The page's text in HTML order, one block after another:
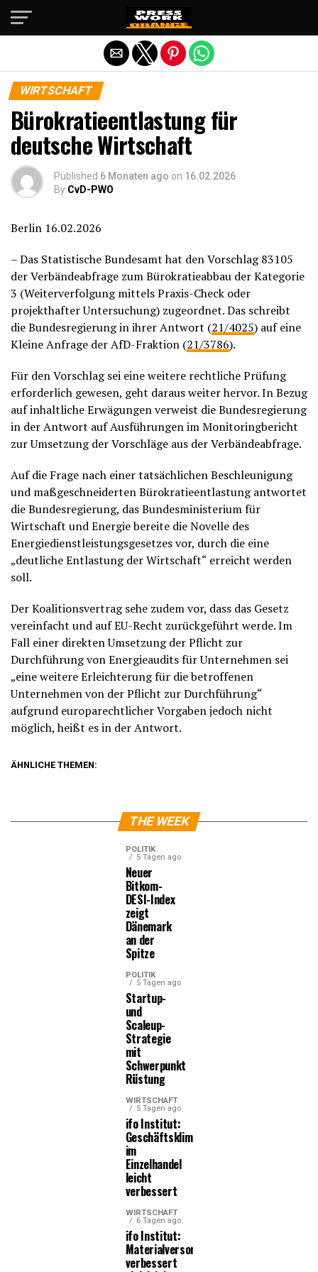
WIRTSCHAFT
Bürokratieentlastung für
deutsche Wirtschaft
Published 6 Monaten ago on 16.02.2026
By CvD-PWO
Berlin 16.02.2026
– Das Statistische Bundesamt hat den Vorschlag 83105
der Verbändeabfrage zum Bürokratieabbau der Kategorie
3 (Weiterverfolgung mittels Praxis-Check oder
projekthafter Untersuchung) zugeordnet. Das schreibt
die Bundesregierung in ihrer Antwort (21/4025) auf eine
Kleine Anfrage der AfD-Fraktion (21/3786).
Für den Vorschlag sei eine weitere rechtliche Prüfung
erforderlich gewesen, geht daraus weiter hervor. In Bezug
auf inhaltliche Erwägungen verweist die Bundesregierung
in der Antwort auf Ausführungen im Monitoringbericht
zur Umsetzung der Vorschläge aus der Verbändeabfrage.
Auf die Frage nach einer tatsächlichen Beschleunigung
und maßgeschneiderten Bürokratieentlastung antwortet
die Bundesregierung, das Bundesministerium für
Wirtschaft und Energie bereite die Novelle des
Energiedienstleistungsgesetzes vor, durch die eine
„deutliche Entlastung der Wirtschaft“ erreicht werden
soll.
Der Koalitionsvertrag sehe zudem vor, dass das Gesetz
vereinfacht und auf EU-Recht zurückgeführt werde. Im
Fall einer direkten Umsetzung der Pflicht zur
Durchführung von Energieaudits für Unternehmen sei
„eine weitere Erleichterung für die betroffenen
Unternehmen von der Pflicht zur Durchführung“
aufgrund europarechtlicher Vorgaben jedoch nicht
möglich, heißt es in der Antwort.
ÄHNLICHE THEMEN:
THE WEEK
POLITIK
5 Tagen ago
Neuer
Bitkom-
DESI-Index
zeigt
Dänemark
an der
Spitze
POLITIK
5 Tagen ago
Startup-
und
Scaleup-
Strategie
mit
Schwerpunkt
Rüstung
WIRTSCHAFT
5 Tagen ago
ifo Institut:
Geschäftsklima
im
Einzelhandel
leicht
verbessert
WIRTSCHAFT
6 Tagen ago
ifo Institut:
Materialversorgung
verbessert
Die mobile Version verlassen